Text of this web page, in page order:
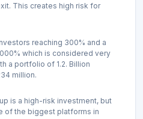
This creates high risk for
reaching 300% and a
which is considered very
a portfolio of 1.2. Billion
million.
is a high-risk investment, but
of the biggest platforms in